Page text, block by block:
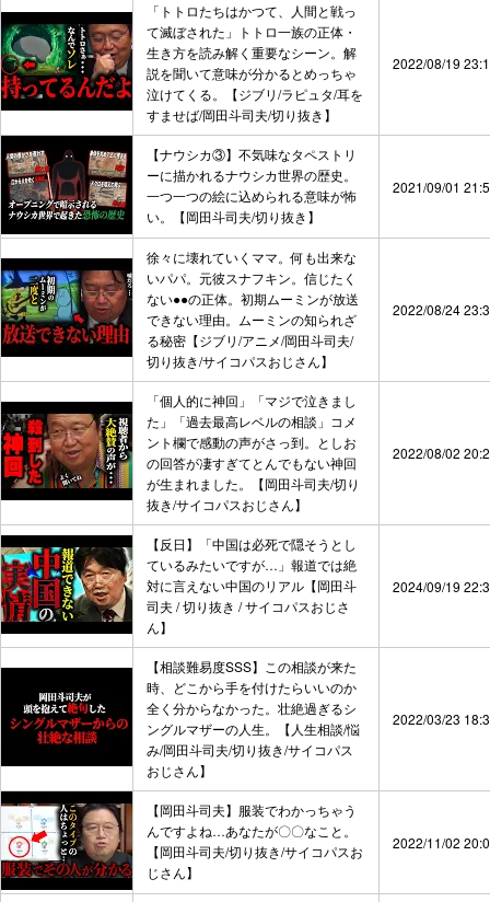
「トトロたちはかつて、人間と戦っ
て滅ぼされた」トトロ一族の正体・
生き方を読み解く重要なシーン。解
説を聞いて意味が分かるとめっちゃ
泣けてくる。【ジブリ/ラピュタ/耳を
すませば/岡田斗司夫/切り抜き】
2022/08/19
【ナウシカ③】不気味なタペストリ
ーに描かれるナウシカ世界の歴史。
一つ一つの絵に込められる意味が怖
い。【岡田斗司夫/切り抜き】
2021/09/01
徐々に壊れていくママ。何も出来な
いパパ。元彼スナフキン。信じたく
ない●●の正体。初期ムーミンが放送
できない理由。ムーミンの知られざ
る秘密【ジブリ/アニメ/岡田斗司夫/
切り抜き/サイコパスおじさん】
2022/08/24
「個人的に神回」「マジで泣きまし
た」「過去最高レベルの相談」コメ
ント欄で感動の声がさっ到。としお
の回答が凄すぎてとんでもない神回
が生まれました。【岡田斗司夫/切り
抜き/サイコパスおじさん】
2022/08/02
【反日】「中国は必死で隠そうとし
ているみたいですが…」報道では絶
対に言えない中国のリアル【岡田斗
司夫 / 切り抜き / サイコパスおじさ
ん】
2024/09/19
【相談難易度SSS】この相談が来た
時、どこから手を付けたらいいのか
全く分からなかった。壮絶過ぎるシ
ングルマザーの人生。【人生相談/悩
み/岡田斗司夫/切り抜き/サイコパス
おじさん】
2022/03/23
【岡田斗司夫】服装でわかっちゃう
んですよね…あなたが〇〇なこと。
【岡田斗司夫/切り抜き/サイコパスお
じさん】
2022/11/02